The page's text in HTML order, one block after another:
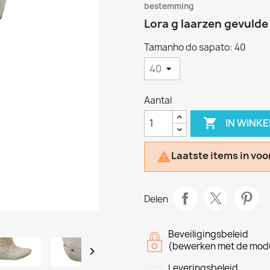

bestemming
Lora g laarzen
Tamanho do sapato: 40
Aantal
 IN
Laatste items in
Delen
Beveiligingsbeleid
(bewerken met de